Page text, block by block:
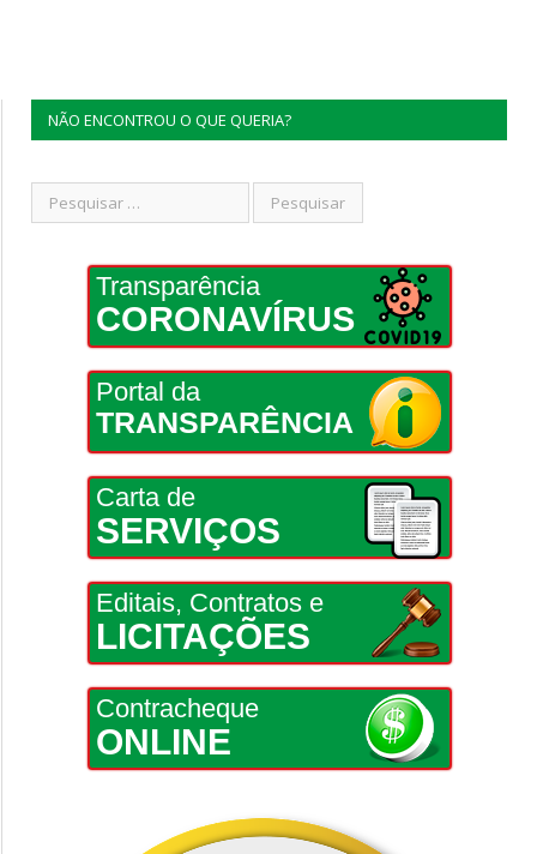
NÃO ENCONTROU O QUE QUERIA?
Transparência
CORONAVÍRUS
Portal da
TRANSPARÊNCIA
Carta de
SERVIÇOS
Editais, Contratos e
LICITAÇÕES
Contracheque
ONLINE